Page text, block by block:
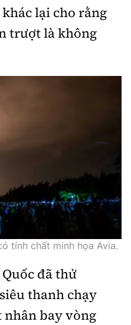
cấp ngày 1/4/2025.
Hoan, phường Giảng Võ,
Tùng,
Hùng
hành:
thức nếu không có sự
lại cho rằng
trượt là không
tính chất minh họa Avia.
đã thử
thanh chạy
nhân bay vòng